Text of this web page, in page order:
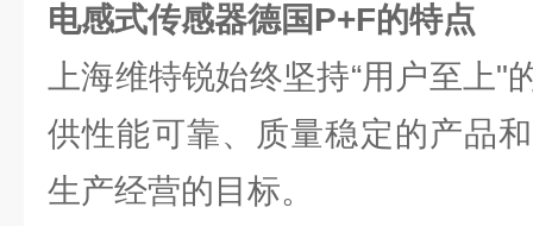
电感式传感器德国P+F的特点
上海维特锐始终坚持“用户至上"
供性能可靠、质量稳定的产品
生产经营的目标。